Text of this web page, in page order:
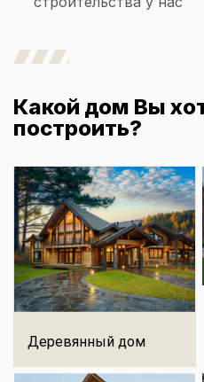
Какой дом Вы
построить?
Деревянный дом